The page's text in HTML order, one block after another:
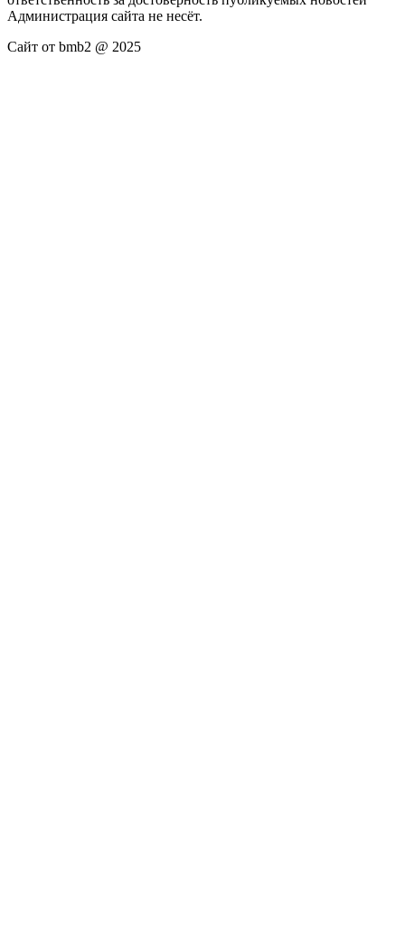
Администрация сайта не несёт.
Сайт от bmb2 @ 2025